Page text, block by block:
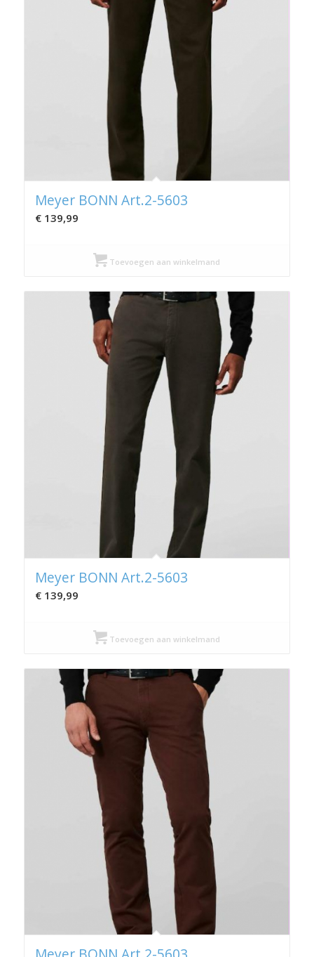
Meyer BONN Art.2-5603
€139,99
Toevoegen aan winkelmand
Meyer BONN Art.2-5603
€139,99
Toevoegen aan winkelmand